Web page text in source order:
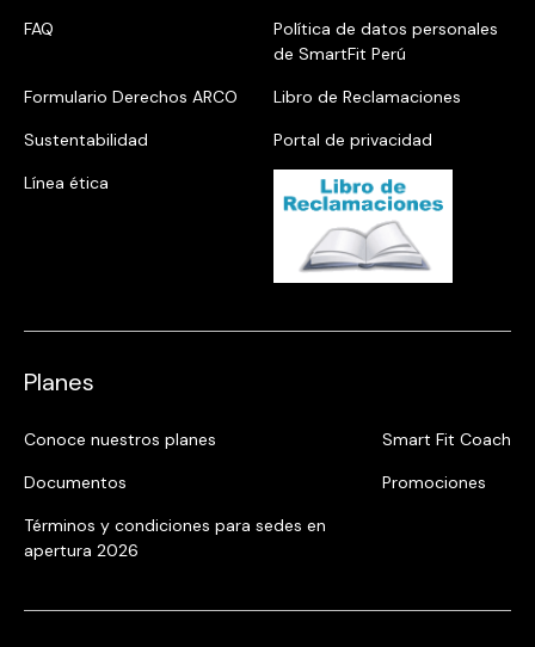
FAQ
Política de datos personales
de SmartFit Perú
Formulario Derechos ARCO
Libro de Reclamaciones
Sustentabilidad
Portal de privacidad
Línea ética
Planes
Conoce nuestros planes
Smart Fit Coach
Documentos
Promociones
Términos y condiciones para sedes en
apertura 2026